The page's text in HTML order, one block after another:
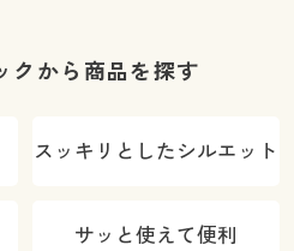
レッ
UVカッ
ト・速乾・洗
クから商品を探す
スッキリとしたシルエット
サッと使えて便利